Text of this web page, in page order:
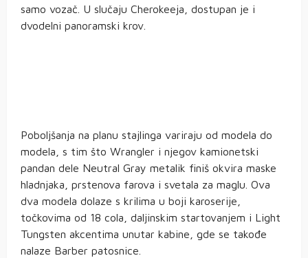
samo vozač. U slučaju Cherokeeja, dostupan je i
dvodelni panoramski krov.
Poboljšanja na planu stajlinga variraju od modela do
modela, s tim što Wrangler i njegov kamionetski
pandan dele Neutral Gray metalik finiš okvira maske
hladnjaka, prstenova farova i svetala za maglu. Ova
dva modela dolaze s krilima u boji karoserije,
točkovima od 18 cola, daljinskim startovanjem i Light
Tungsten akcentima unutar kabine, gde se takođe
nalaze Barber patosnice.